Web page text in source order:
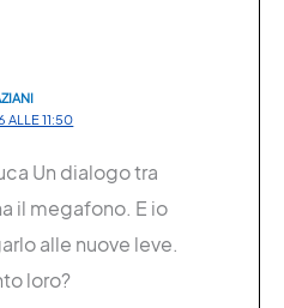
ALLE 11:50
Un dialogo tra
il megafono. E io
alle nuove leve.
loro?